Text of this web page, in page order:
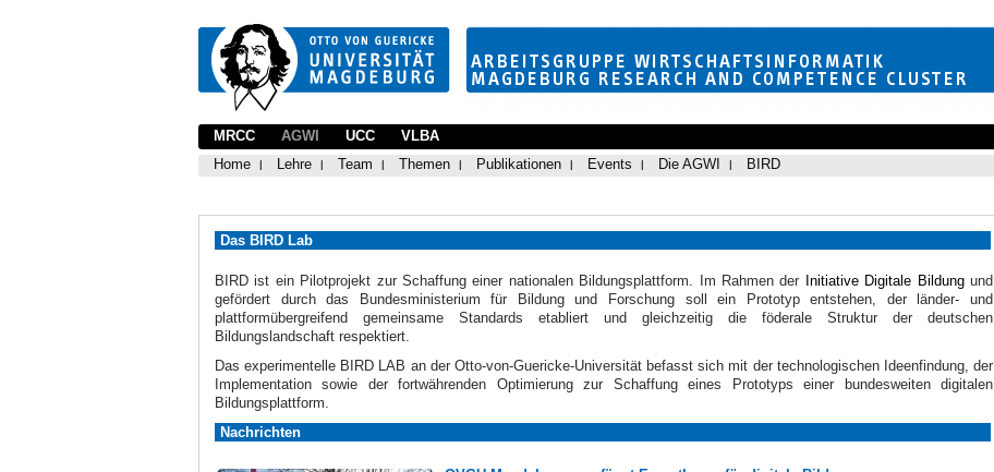
MRCC
AGWI
Home
Lehre Team Themen Publikationen Events Die AGWI BIRD
UCC VLBA
Das BIRD Lab
BIRD ist ein Pilotprojekt zur Schaffung einer nationalen Bildungsplattform. Im Rahmen der Initiative Digitale Bildungund
gefördert durch das Bundesministerium für Bildung und Forschung soll ein Prototyp entstehen, der länder- und
plattformübergreifend gemeinsame Standards etabliert und gleichzeitig die föderale Struktur der deutschen
Bildungslandschaft respektiert.
Das experimentelle BIRD LAB an der Otto-von-Guericke-Universität befasst sich mit der technologischen Ideenfindung, der
Implementation sowie der fortwährenden Optimierung zur Schaffung eines Prototyps einer bundesweiten digitalen
Bildungsplattform.
Nachrichten